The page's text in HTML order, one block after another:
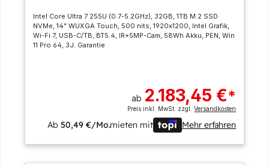
Intel Core Ultra 7 255U (0.7-5.2GHz), 32GB, 1TB M.2 SSD
NVMe, 14" WUXGA Touch, 500 nits, 1920x1200, Intel Grafik,
Wi-Fi 7, USB-C/TB, BT5.4, IR+5MP-Cam, 58Wh Akku, PEN, Win
11 Pro 64, 3J. Garantie
ab 2.183,45 €*
Preis inkl. MwSt. zzgl.Versandkosten
Ab50,49 €/Mo.mieten mit Mehr erfahren